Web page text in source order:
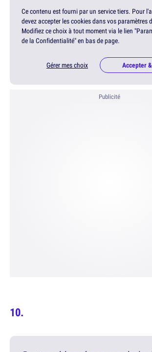
Ce contenu est fourni par un service tiers. Pour
devez accepter les cookies dans vos paramètres
Modifiez ce choix à tout moment via le lien
de la Confidentialité" en bas de page.
Gérer mes choix Accepter
Publicité